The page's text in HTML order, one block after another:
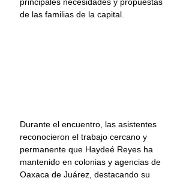
de las familias de la capital.
Durante el encuentro, las asistentes
reconocieron el trabajo cercano y
permanente que Haydeé Reyes ha
mantenido en colonias y agencias de
Oaxaca de Juárez, destacando su